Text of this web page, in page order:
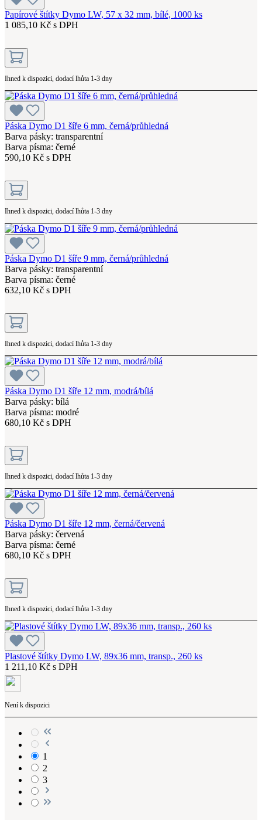
Papírové štítky Dymo LW, 57 x 32 mm, bílé, 1000 ks
1 085,10 Kč s DPH
Ihned k dispozici, dodací lhůta 1-3 dny
Páska Dymo D1 šíře 6 mm, černá/průhledná
Barva pásky: transparentní
Barva písma: černé
590,10 Kč s DPH
Ihned k dispozici, dodací lhůta 1-3 dny
Páska Dymo D1 šíře 9 mm, černá/průhledná
Barva pásky: transparentní
Barva písma: černé
632,10 Kč s DPH
Ihned k dispozici, dodací lhůta 1-3 dny
Páska Dymo D1 šíře 12 mm, modrá/bílá
Barva pásky: bílá
Barva písma: modré
680,10 Kč s DPH
Ihned k dispozici, dodací lhůta 1-3 dny
Páska Dymo D1 šíře 12 mm, černá/červená
Barva pásky: červená
Barva písma: černé
680,10 Kč s DPH
Ihned k dispozici, dodací lhůta 1-3 dny
Plastové štítky Dymo LW, 89x36 mm, transp., 260 ks
1 211,10 Kč s DPH
Není k dispozici
1
2
3